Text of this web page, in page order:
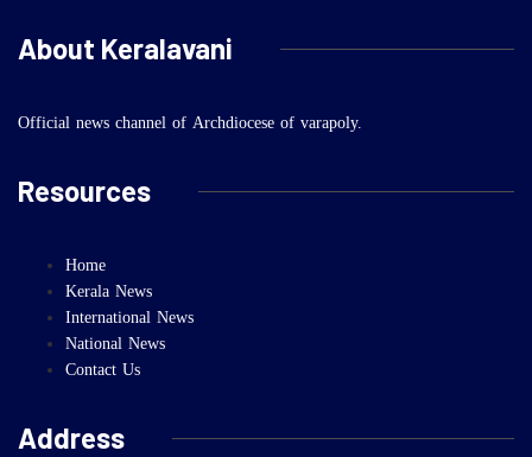
About Keralavani
Official news channel of Archdiocese of varapoly.
Resources
Home
Kerala News
International News
National News
Contact Us
Address